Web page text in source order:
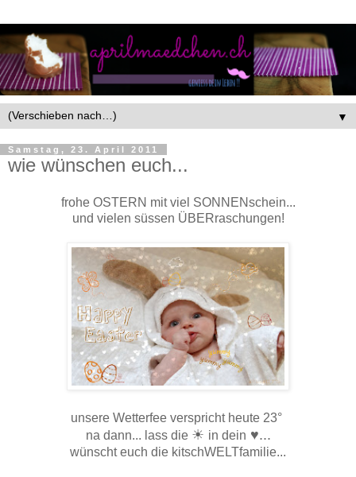
▼
Samstag, 23. April 2011
wie wünschen euch...
frohe OSTERN mit viel SONNENschein...
und vielen süssen ÜBERraschungen!
unsere Wetterfee verspricht heute 23°
na dann... lass die ☀ in dein ♥...
wünscht euch die kitschWELTfamilie...